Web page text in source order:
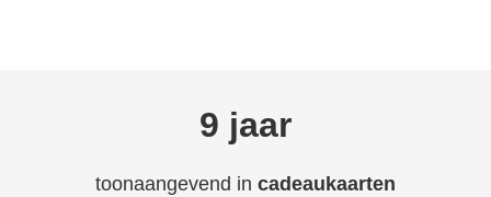
9 jaar
toonaangevend in cadeaukaarten